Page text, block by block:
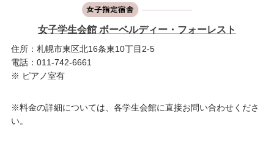
女子学生会館 ボーベルディー・フォーレスト
住所：札幌市東区北16条東10丁目2-5
電話：011-742-6661
※ ピアノ室有
※料金の詳細については、各学生会館に直接お問い合わせくださ
い。